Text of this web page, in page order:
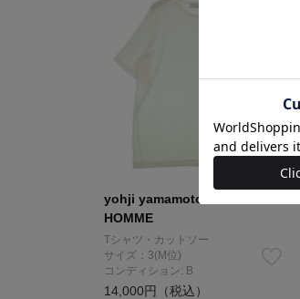
yohji yamamoto POUR
HOMME
Tシャツ・カットソー
サイズ：3(M位)
コンディション: B
14,000円（税込）